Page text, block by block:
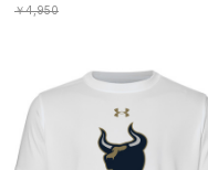
￥4,950